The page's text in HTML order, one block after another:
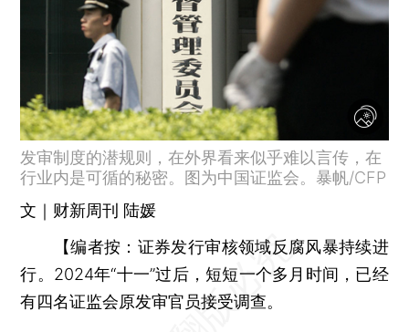
发审制度的潜规则，在外界看来似乎难以言传，在
行业内是可循的秘密。图为中国证监会。暴帆/CFP
文｜财新周刊 陆媛
【编者按： 证券发行审核领域反腐风暴持续进
行。2024年“十一”过后，短短一个多月时间，已经
有四名证监会原发审官员接受调查。